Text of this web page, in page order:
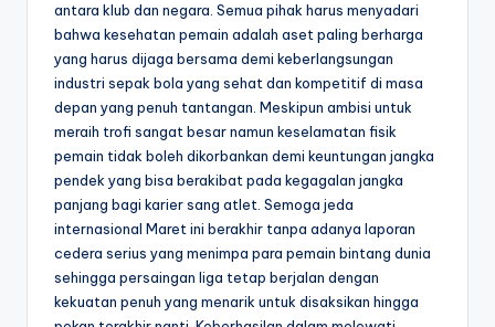
antara klub dan negara. Semua pihak harus menyadari
bahwa kesehatan pemain adalah aset paling berharga
yang harus dijaga bersama demi keberlangsungan
industri sepak bola yang sehat dan kompetitif di masa
depan yang penuh tantangan. Meskipun ambisi untuk
meraih trofi sangat besar namun keselamatan fisik
pemain tidak boleh dikorbankan demi keuntungan jangka
pendek yang bisa berakibat pada kegagalan jangka
panjang bagi karier sang atlet. Semoga jeda
internasional Maret ini berakhir tanpa adanya laporan
cedera serius yang menimpa para pemain bintang dunia
sehingga persaingan liga tetap berjalan dengan
kekuatan penuh yang menarik untuk disaksikan hingga